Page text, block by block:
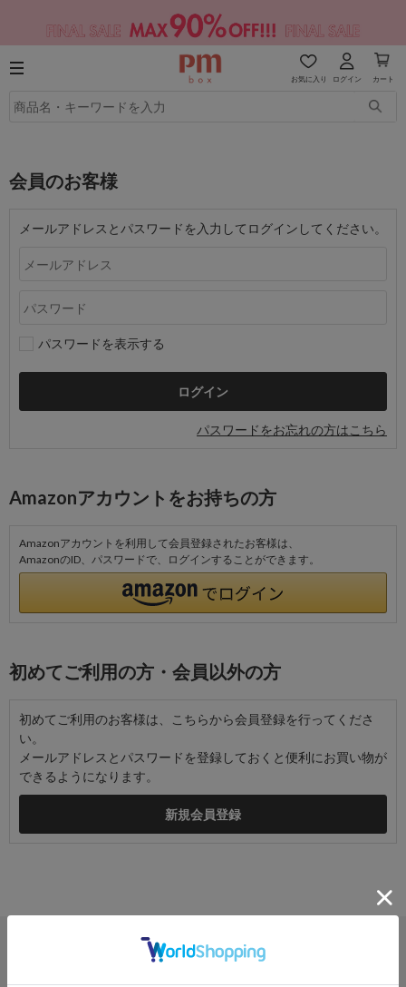
お気に入り ログイン カート
会員のお客様
メールアドレスとパスワードを入力してログインしてください。
パスワードを表示する
パスワードをお忘れの方はこちら
Amazonアカウントをお持ちの方
Amazonアカウントを利用して会員登録されたお客様は、
AmazonのID、パスワードで、ログインすることができます。
初めてご利用の方・会員以外の方
初めてご利用のお客様は、こちらから会員登録を行ってくださ
い。
メールアドレスとパスワードを登録しておくと便利にお買い物が
できるようになります。